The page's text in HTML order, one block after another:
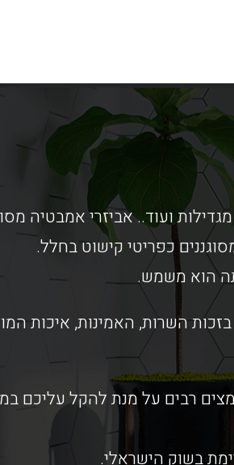
ועוד.. אביזרי אמבטיה
כפריטי קישוט בחלל.
הוא משמש.
השרות, האמינות, איכות
רבים על מנת להקל עליכם
בשוק הישראלי.